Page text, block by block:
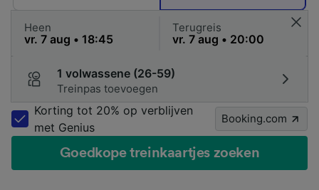
Heen Terugreis
1 volwassene (26-59)
Treinpas toevoegen
Korting tot 20% op verblijven
met Genius
Booking.com
Goedkope treinkaartjes zoeken